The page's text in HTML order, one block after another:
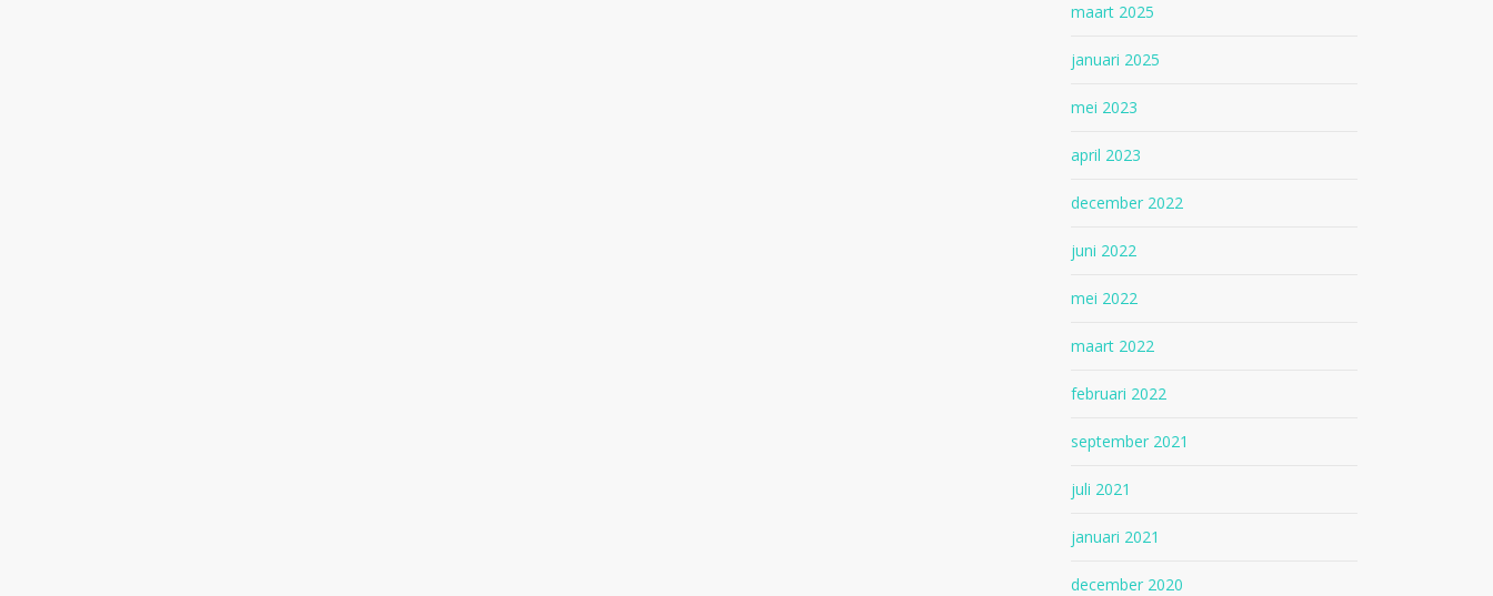
maart 2025
januari 2025
mei 2023
april 2023
december 2022
juni 2022
mei 2022
maart 2022
februari 2022
september 2021
juli 2021
januari 2021
december 2020